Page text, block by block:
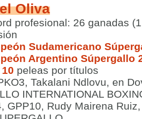
Oliva
profesional: 26 ganadas
Sudamericano
Argentino Súpergallo
10 peleas por títulos
Takalani Ndlovu, en
INTERNATIONAL
GPP10, Rudy Mairena